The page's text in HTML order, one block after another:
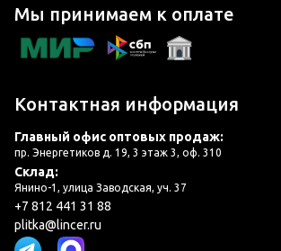
Мы принимаем к оплате
Контактная информация
Главный офис оптовых продаж:
пр. Энергетиков д. 19, 3 этаж 3, оф. 310
Склад:
Янино-1, улица Заводская, уч. 37
+7 812 441 31 88
plitka@lincer.ru